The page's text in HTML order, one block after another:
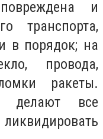
и
транспорта,
в порядок; на
провода,
ракеты.
делают все